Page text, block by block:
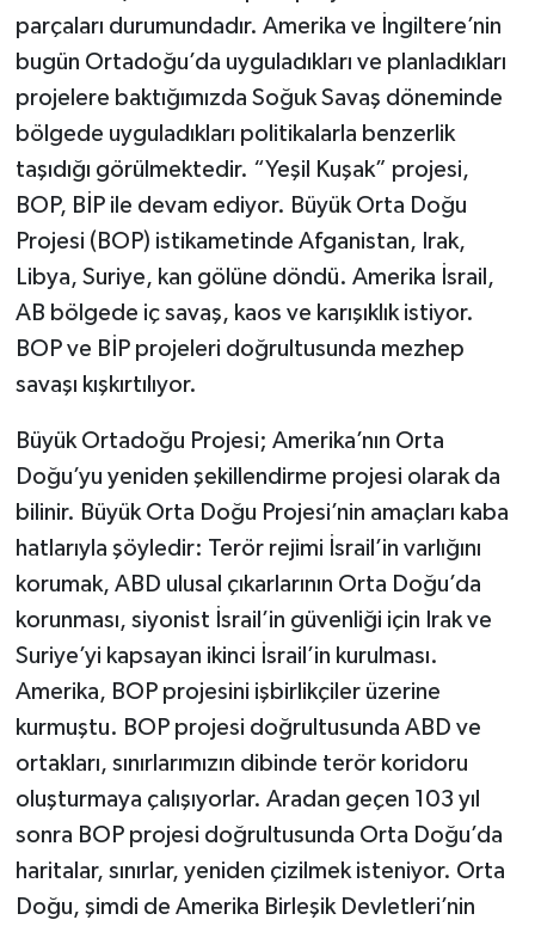
parçaları durumundadır. Amerika ve İngiltere’nin
bugün Ortadoğu’da uyguladıkları ve planladıkları
projelere baktığımızda Soğuk Savaş döneminde
bölgede uyguladıkları politikalarla benzerlik
taşıdığı görülmektedir. “Yeşil Kuşak” projesi,
BOP, BİP ile devam ediyor. Büyük Orta Doğu
Projesi (BOP) istikametinde Afganistan, Irak,
Libya, Suriye, kan gölüne döndü. Amerika İsrail,
AB bölgede iç savaş, kaos ve karışıklık istiyor.
BOP ve BİP projeleri doğrultusunda mezhep
savaşı kışkırtılıyor.
Büyük Ortadoğu Projesi; Amerika’nın Orta
Doğu’yu yeniden şekillendirme projesi olarak da
bilinir. Büyük Orta Doğu Projesi’nin amaçları kaba
hatlarıyla şöyledir: Terör rejimi İsrail’in varlığını
korumak, ABD ulusal çıkarlarının Orta Doğu’da
korunması, siyonist İsrail’in güvenliği için Irak ve
Suriye’yi kapsayan ikinci İsrail’in kurulması.
Amerika, BOP projesini işbirlikçiler üzerine
kurmuştu. BOP projesi doğrultusunda ABD ve
ortakları, sınırlarımızın dibinde terör koridoru
oluşturmaya çalışıyorlar. Aradan geçen 103 yıl
sonra BOP projesi doğrultusunda Orta Doğu’da
haritalar, sınırlar, yeniden çizilmek isteniyor. Orta
Doğu, şimdi de Amerika Birleşik Devletleri’nin